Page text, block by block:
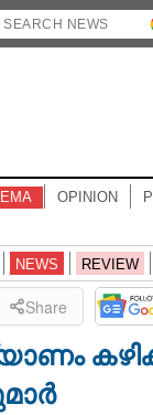
OPINION
NEWS REVIEW
Share